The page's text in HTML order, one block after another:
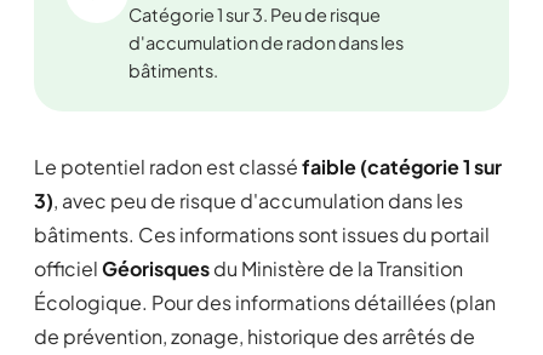
Catégorie 1 sur 3. Peu de risque
d'accumulation de radon dans les
bâtiments.
Le potentiel radon est classéfaible (catégorie 1 sur
3), avec peu de risque d'accumulation dans les
bâtiments. Ces informations sont issues du portail
officielGéorisquesdu Ministère de la Transition
Écologique. Pour des informations détaillées (plan
de prévention, zonage, historique des arrêtés de